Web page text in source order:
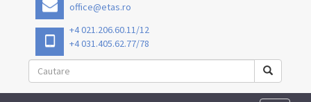
office@etas.ro
+4 021.206.60.11/12
+4 031.405.62.77/78